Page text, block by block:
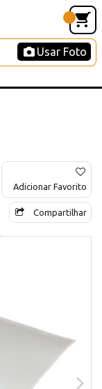
Usar Foto
Adicionar Favorito
Compartilhar